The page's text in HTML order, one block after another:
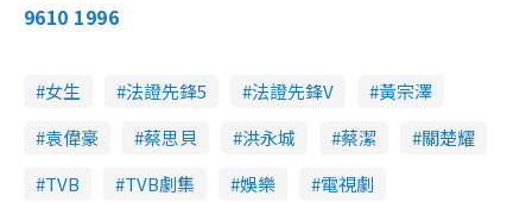
9610 1996
女生 法證先鋒5 法證先鋒V
黃宗澤
袁偉豪
蔡思貝 洪永城 蔡潔
關楚耀
TVB
TVB劇集 娛樂
電視劇